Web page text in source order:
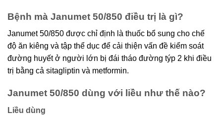
Bệnh mà Janumet 50/850 điều trị là gì?
Janumet 50/850 được chỉ định là thuốc bổ sung cho chế
độ ăn kiêng và tập thể dục để cải thiện vấn đề kiểm soát
đường huyết ở người lớn bị đái tháo đường týp 2 khi điều
trị bằng cả sitagliptin và metformin.
Janumet 50/850 dùng với liều như thế nào?
Liều dùng